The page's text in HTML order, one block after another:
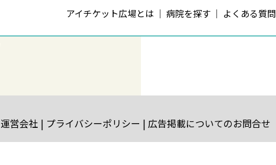
アイチケット広場とは 病院を探す よくある質問
運営会社 プライバシーポリシー 広告掲載についてのお問合せ